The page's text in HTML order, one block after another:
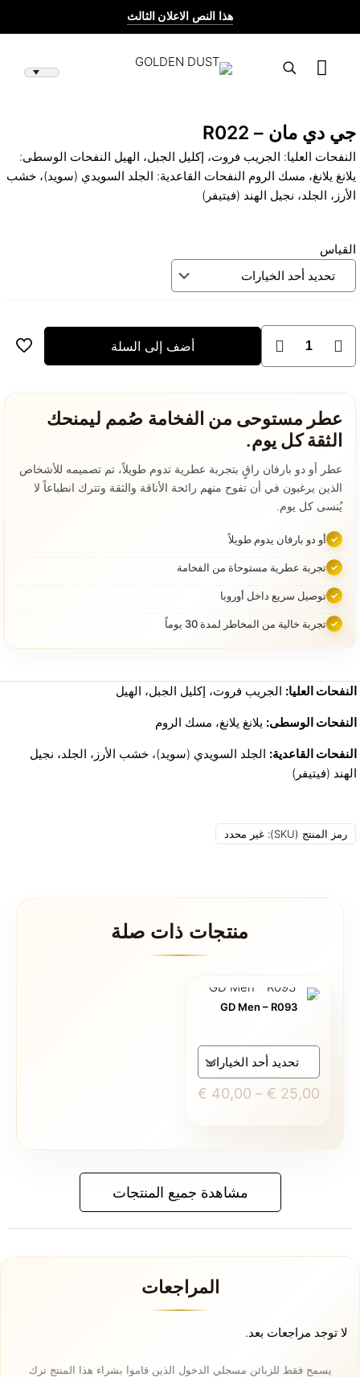
هذا النص الاعلان الثالث
جي دي مان – R022
النفحات العليا: الجريب فروت، إكليل الجبل، الهيل النفحات الوسطى:
يلانغ يلانغ، مسك الروم النفحات القاعدية: الجلد السويدي (سويد)، خشب
الأرز، الجلد، نجيل الهند (فيتيفر)
القياس
كمية
جي
دي
مان
R022
أضف إلى السلة
عطر مستوحى من الفخامة صُمم ليمنحك
الثقة كل يوم.
عطر أو دو بارفان راقٍ بتجربة عطرية تدوم طويلاً، تم تصميمه للأشخاص
الذين يرغبون في أن تفوح منهم رائحة الأناقة والثقة وتترك انطباعاً لا
يُنسى كل يوم.
أو دو بارفان يدوم طويلاً
تجربة عطرية مستوحاة من الفخامة
توصيل سريع داخل أوروبا
تجربة خالية من المخاطر لمدة 30 يوماً
النفحات العليا: الجريب فروت، إكليل الجبل، الهيل
النفحات الوسطى: يلانغ يلانغ، مسك الروم
النفحات القاعدية: الجلد السويدي (سويد)، خشب الأرز، الجلد، نجيل
الهند (فيتيفر)
رمز المنتج (SKU): غير محدد
منتجات ذات صلة
GD Men – R093
€ 25,00
–
€ 40,00
نطاق
خلال
الأشكال
المختلفة
لهذا
يمكن
الخيارات
صفحة
مشاهدة جميع المنتجات
المراجعات
لا توجد مراجعات بعد.
يسمح فقط للزبائن مسجلي الدخول الذين قاموا بشراء هذا المنتج ترك